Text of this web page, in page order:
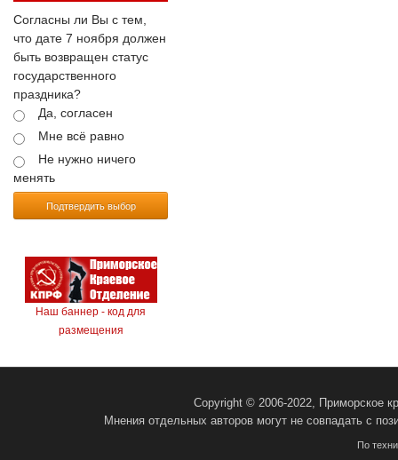
Согласны ли Вы с тем,
что дате 7 ноября должен
быть возвращен статус
государственного
праздника?
Да, согласен
Мне всё равно
Не нужно ничего
менять
Подтвердить выбор
Наш баннер - код для
размещения
Copyright © 2006-2022, Приморское
Мнения отдельных авторов могут не совпадать с
По